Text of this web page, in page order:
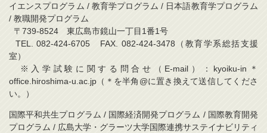
イエンスプログラム / 教育学プログラム / 日本語教育学プログラム
/ 教職開発プログラム
〒739-8524 東広島市鏡山一丁目1番1号
TEL. 082-424-6705 FAX. 082-424-3478（教育学系総括支援
室）
※入学試験に関する問合せ（E-mail）：kyoiku-in＊
office.hiroshima-u.ac.jp（＊を半角@に置き換えて送信してくださ
い。）
国際平和共生プログラム / 国際経済開発プログラム / 国際教育開発
プログラム / 広島大学・グラーツ大学国際連携サステイナビリティ